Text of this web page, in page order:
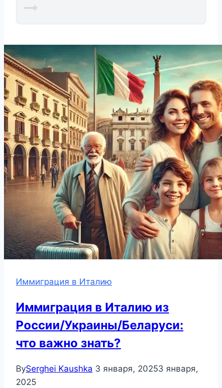
Иммиграция в Италию
Иммиграция в Италию из
России/Украины/Беларуси:
что важно знать?
BySerghei Kaushka 3 января, 20253 января,
2025